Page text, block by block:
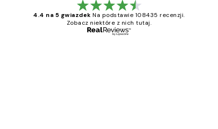
4.4 na 5 gwiazdek Na podstawie 108435 recenzji.
Zobacz niektóre z nich tutaj.